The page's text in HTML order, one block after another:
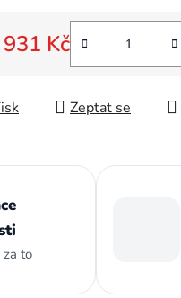
Kč
Zeptat se
za to